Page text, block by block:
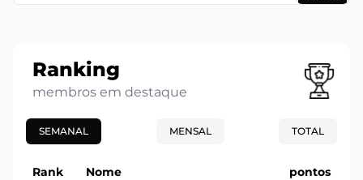
Ranking
membros em destaque
SEMANAL MENSAL TOTAL
Rank Nome pontos